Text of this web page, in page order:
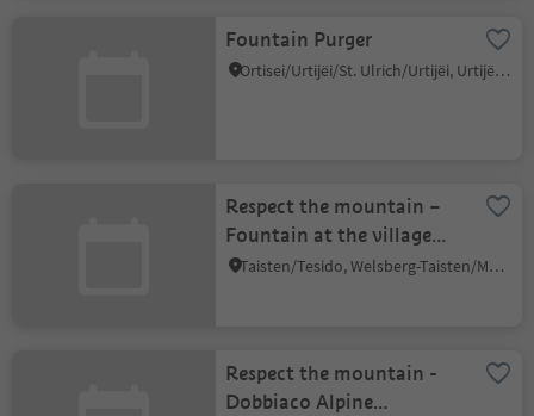
Fountain Purger
Ortisei/Urtijëi/St. Ulrich/Urtijëi, Urtijëi/Ortisei, Dolomites Region Val Gardena
Respect the mountain –
Fountain at the village
square
Taisten/Tesido, Welsberg-Taisten/Monguelfo-Tesido
Respect the mountain -
Dobbiaco Alpine